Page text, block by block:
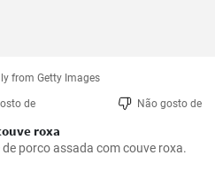
from Getty Images
de Não gosto de
roxa
porco assada com couve roxa.